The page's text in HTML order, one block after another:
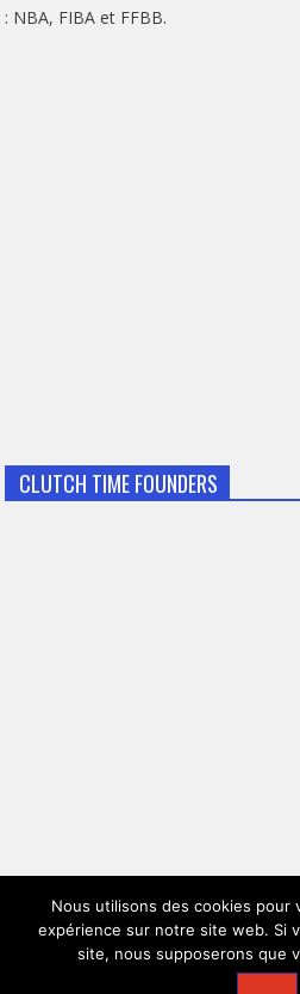
: NBA, FIBA et FFBB.
CLUTCH TIME FOUNDERS
© 2026
Nous utilisons des cookies pour
expérience sur notre site web. Si
site, nous supposerons que